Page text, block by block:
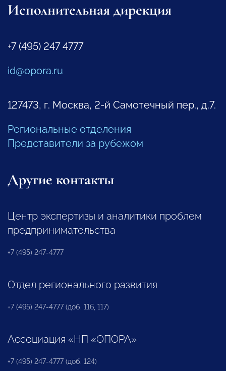
Исполнительная дирекция
+7 (495) 247 4777
id@opora.ru
127473, г. Москва, 2-й Самотечный пер., д.7.
Региональные отделения
Представители за рубежом
Другие контакты
Центр экспертизы и аналитики проблем
предпринимательства
+7 (495) 247-4777
Отдел регионального развития
+7 (495) 247-4777 (доб. 116, 117)
Ассоциация «НП «ОПОРА»
+7 (495) 247-4777 (доб. 124)